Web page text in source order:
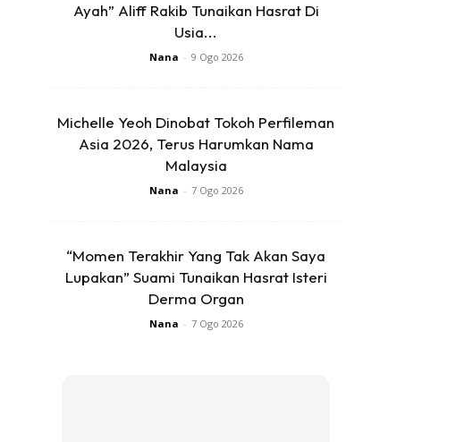
Ayah” Aliff Rakib Tunaikan Hasrat Di
Usia...
Nana - 9 Ogo 2026
Michelle Yeoh Dinobat Tokoh Perfileman
Asia 2026, Terus Harumkan Nama
Malaysia
Nana - 7 Ogo 2026
“Momen Terakhir Yang Tak Akan Saya
Lupakan” Suami Tunaikan Hasrat Isteri
Derma Organ
Nana - 7 Ogo 2026